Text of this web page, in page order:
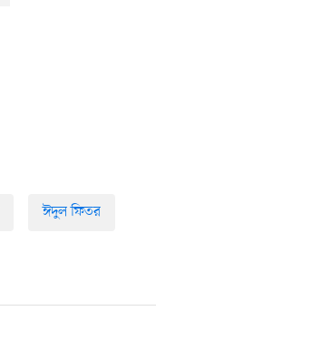
ঈদুল ফিতর